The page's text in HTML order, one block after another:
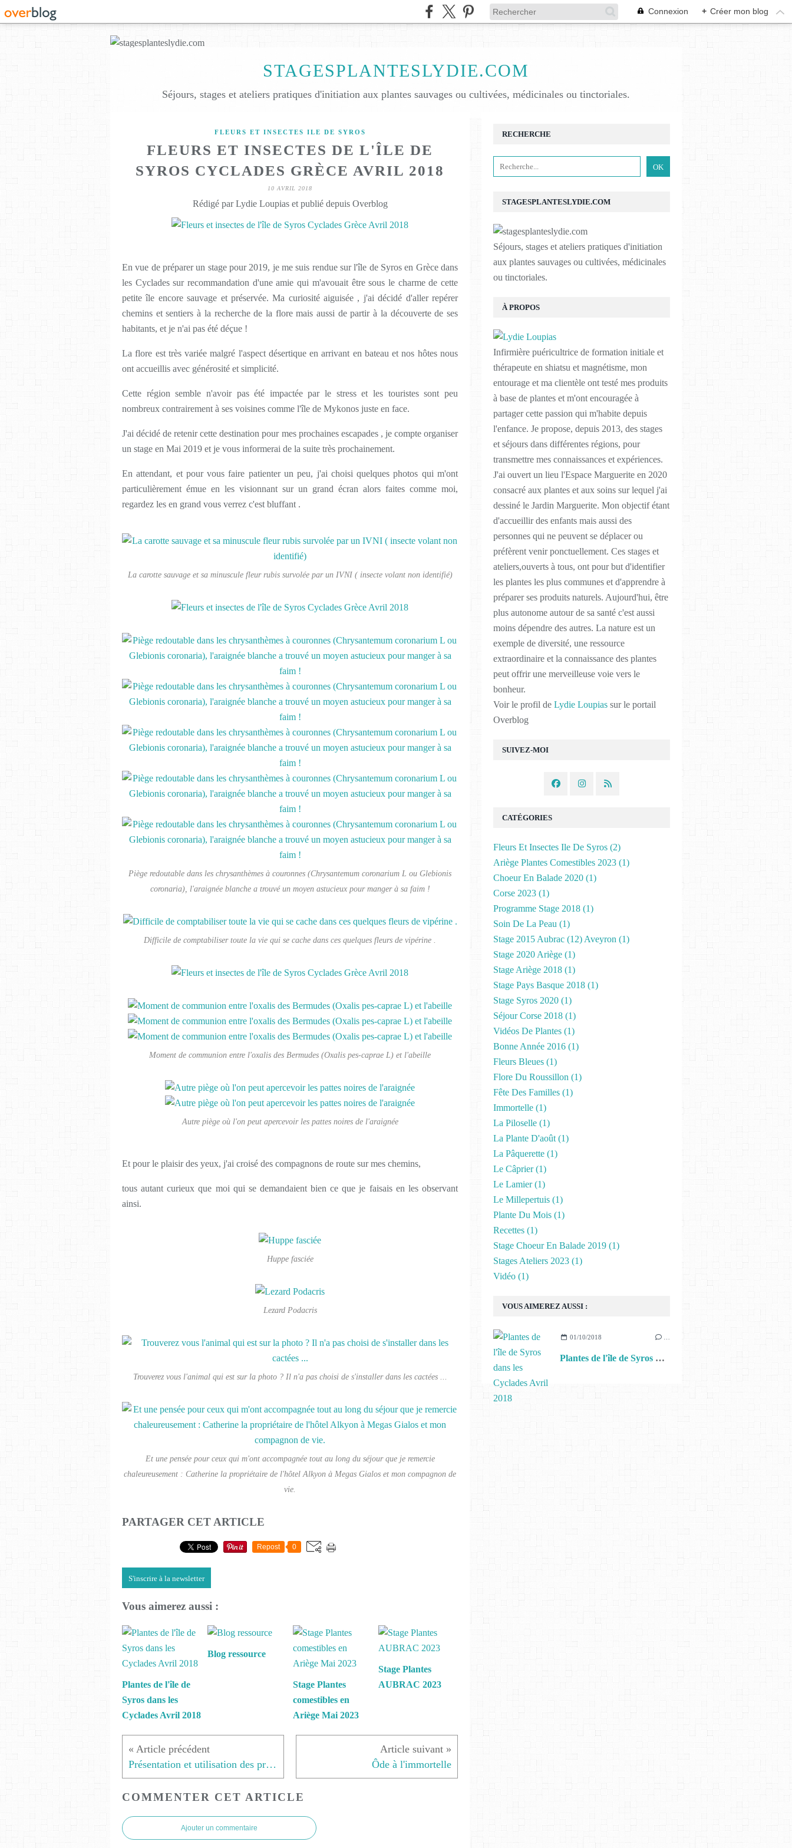
Connexion + Créer mon blog
STAGESPLANTESLYDIE.COM
Séjours, stages et ateliers pratiques d'initiation aux plantes sauvages ou cultivées, médicinales ou tinctoriales.
FLEURS ET INSECTES ILE DE SYROS
FLEURS ET INSECTES DE L'ÎLE DE
SYROS CYCLADES GRÈCE AVRIL 2018
10 AVRIL 2018
Rédigé par Lydie Loupias et publié depuis Overblog
En vue de préparer un stage pour 2019, je me suis rendue sur l'île de Syros en Grèce dans
les Cyclades sur recommandation d'une amie qui m'avouait être sous le charme de cette
petite île encore sauvage et préservée. Ma curiosité aiguisée , j'ai décidé d'aller repérer
chemins et sentiers à la recherche de la flore mais aussi de partir à la découverte de ses
habitants, et je n'ai pas été déçue !
La flore est très variée malgré l'aspect désertique en arrivant en bateau et nos hôtes nous
ont accueillis avec générosité et simplicité.
Cette région semble n'avoir pas été impactée par le stress et les touristes sont peu
nombreux contrairement à ses voisines comme l'île de Mykonos juste en face.
J'ai décidé de retenir cette destination pour mes prochaines escapades , je compte organiser
un stage en Mai 2019 et je vous informerai de la suite très prochainement.
En attendant, et pour vous faire patienter un peu, j'ai choisi quelques photos qui m'ont
particulièrement émue en les visionnant sur un grand écran alors faites comme moi,
regardez les en grand vous verrez c'est bluffant .
La carotte sauvage et sa minuscule fleur rubis survolée par un IVNI ( insecte volant non identifié)
Piège redoutable dans les chrysanthèmes à couronnes (Chrysantemum coronarium L ou Glebionis
coronaria), l'araignée blanche a trouvé un moyen astucieux pour manger à sa faim !
Difficile de comptabiliser toute la vie qui se cache dans ces quelques fleurs de vipérine .
Moment de communion entre l'oxalis des Bermudes (Oxalis pes-caprae L) et l'abeille
Autre piège où l'on peut apercevoir les pattes noires de l'araignée
Et pour le plaisir des yeux, j'ai croisé des compagnons de route sur mes chemins,
tous autant curieux que moi qui se demandaient bien ce que je faisais en les observant
ainsi.
Huppe fasciée
Lezard Podacris
Trouverez vous l'animal qui est sur la photo ? Il n'a pas choisi de s'installer dans les cactées ...
Et une pensée pour ceux qui m'ont accompagnée tout au long du séjour que je remercie
chaleureusement : Catherine la propriétaire de l'hôtel Alkyon à Megas Gialos et mon compagnon de
vie.
PARTAGER CET ARTICLE
Repost 0
S'inscrire à la newsletter
Vous aimerez aussi :
Plantes de l'île de
Syros dans les
Cyclades Avril 2018
Blog ressource
Stage Plantes
comestibles en
Ariège Mai 2023
Stage Plantes
AUBRAC 2023
Présentation et utilisation des produits réalisés en stage Ôde à l'immortelle
COMMENTER CET ARTICLE
Ajouter un commentaire
SUIVEZ-MOI
RECHERCHE
STAGESPLANTESLYDIE.COM
Séjours, stages et ateliers pratiques d'initiation
aux plantes sauvages ou cultivées, médicinales
ou tinctoriales.
À PROPOS
Infirmière puéricultrice de formation initiale et
thérapeute en shiatsu et magnétisme, mon
entourage et ma clientèle ont testé mes produits
à base de plantes et m'ont encouragée à
partager cette passion qui m'habite depuis
l'enfance. Je propose, depuis 2013, des stages
et séjours dans différentes régions, pour
transmettre mes connaissances et expériences.
J'ai ouvert un lieu l'Espace Marguerite en 2020
consacré aux plantes et aux soins sur lequel j'ai
dessiné le Jardin Marguerite. Mon objectif étant
d'accueillir des enfants mais aussi des
personnes qui ne peuvent se déplacer ou
préfèrent venir ponctuellement. Ces stages et
ateliers,ouverts à tous, ont pour but d'identifier
les plantes les plus communes et d'apprendre à
préparer ses produits naturels. Aujourd'hui, être
plus autonome autour de sa santé c'est aussi
moins dépendre des autres. La nature est un
exemple de diversité, une ressource
extraordinaire et la connaissance des plantes
peut offrir une merveilleuse voie vers le
bonheur.
Voir le profil de Lydie Loupias sur le portail
Overblog
VOUS AIMEREZ AUSSI :
01/10/2018
Plantes de l'île de Syros dans les Cyclades Avril 2018
CATÉGORIES
Fleurs Et Insectes Ile De Syros (2)
Ariège Plantes Comestibles 2023 (1)
Choeur En Balade 2020 (1)
Corse 2023 (1)
Programme Stage 2018 (1)
Soin De La Peau (1)
Stage 2015 Aubrac (12) Aveyron (1)
Stage 2020 Ariège (1)
Stage Ariège 2018 (1)
Stage Pays Basque 2018 (1)
Stage Syros 2020 (1)
Séjour Corse 2018 (1)
Vidéos De Plantes (1)
Bonne Année 2016 (1)
Fleurs Bleues (1)
Flore Du Roussillon (1)
Fête Des Familles (1)
Immortelle (1)
La Piloselle (1)
La Plante D'août (1)
La Pâquerette (1)
Le Câprier(1)
Le Lamier(1)
Le Millepertuis (1)
Plante Du Mois (1)
Recettes (1)
Stage Choeur En Balade 2019 (1)
Stages Ateliers 2023 (1)
Vidéo (1)